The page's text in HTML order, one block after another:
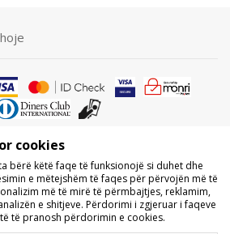
përdorimi i përmbajtjes nga faqet e internetit
tërësisht, dhe i referohet logove, markave
as caktimi i tyre palëve të treta,
përdorimi i tyre për ndonjë për qëllime, pa
shkrim të BDS.MK DOOEL.
të saktë në përshkrimin e produktit, foton
cookies
bërë këtë faqe të funksionojë si duhet dhe
e mëtejshëm të faqes për përvojën më të
më të mirë të përmbajtjes, reklamim,
e shitjeve. Përdorimi i zgjeruar i faqeve
të pranosh përdorimin e cookies.